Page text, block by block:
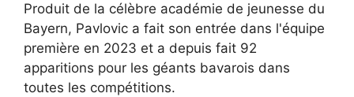
Produit de la célèbre académie de jeunesse du
Bayern, Pavlovic a fait son entrée dans l'équipe
première en 2023 et a depuis fait 92
apparitions pour les géants bavarois dans
toutes les compétitions.